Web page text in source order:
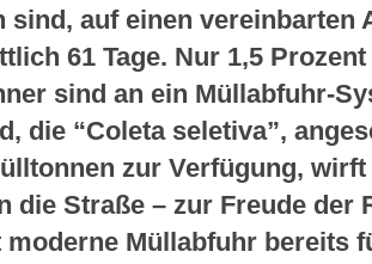
sind, auf einen vereinbarten
61 Tage. Nur 1,5
sind an ein Müllabfuhr-
die “Coleta seletiva”,
zur Verfügung,
die Straße – zur Freude der
Müllabfuhr bereits